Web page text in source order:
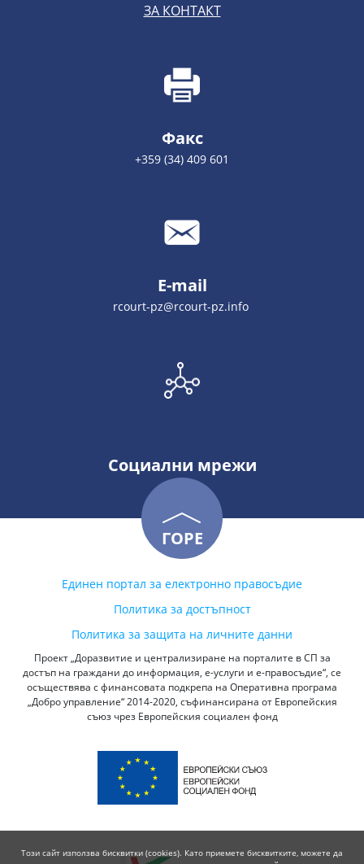
ЗА КОНТАКТ
Факс
+359 (34) 409 601
E-mail
rcourt-pz@rcourt-pz.info
Социални мрежи
ГОРЕ
Единен портал за електронно правосъдие
Политика за достъпност
Политика за защита на личните данни
Проект „Доразвитие и централизиране на порталите в СП за
достъп на граждани до информация, е-услуги и е-правосъдие“, се
осъществява с финансовата подкрепа на Оперативна програма
„Добро управление“ 2014-2020, съфинансирана от Европейския
съюз чрез Европейския социален фонд
Този сайт използва бисквитки (cookies). Като приемете бисквитките, можете да